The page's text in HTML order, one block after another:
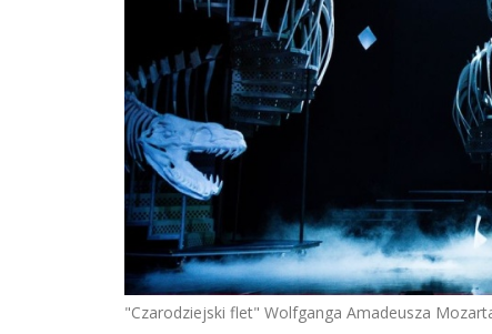
"Czarodziejski flet" Wolfganga Amadeusza